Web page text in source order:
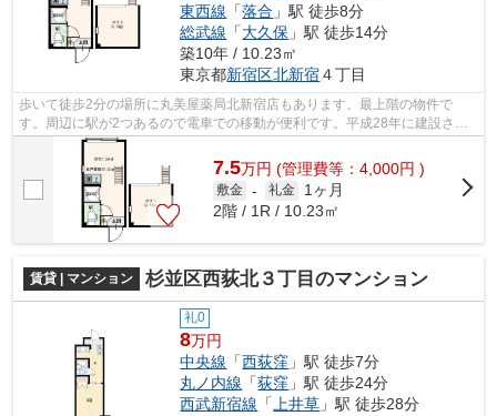
東西線 「落合 」駅 徒歩8分
総武線 「大久保 」駅 徒歩14分
築10年 / 10.23㎡
東京都新宿区北新宿４丁目
歩いて徒歩2分の場所に丸美屋薬局北新宿店もあります。最上階の物件で
す。周辺に駅が2つあるので電車での移動が便利です。平成28年に建設され
た物件です。できるだけ早めに不動産情報...
7.5万円 (管理費等：4,000円 )
敷金 - 礼金
1ヶ月
2階 / 1R / 10.23㎡
賃貸 | マンション 杉並区西荻北３丁目のマンション
礼0
8万円
中央線 「西荻窪 」駅 徒歩7分
丸ノ内線 「荻窪 」駅 徒歩24分
西武新宿線 「 上井草 」駅 徒歩28分